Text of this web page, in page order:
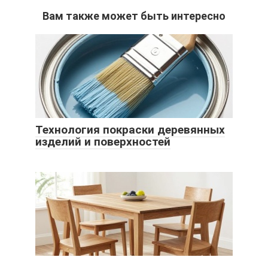
Вам также может быть интересно
Технология покраски деревянных
изделий и поверхностей